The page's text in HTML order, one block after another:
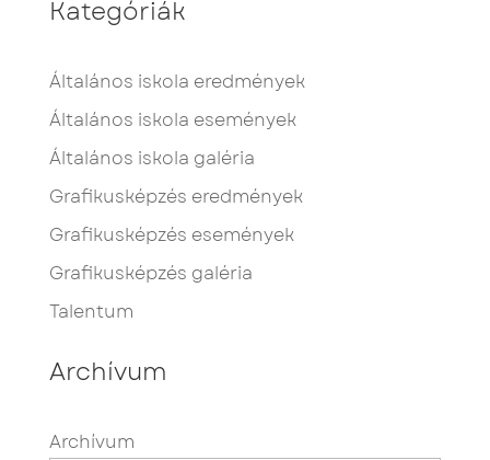
Kategóriák
Általános iskola eredmények
Általános iskola események
Általános iskola galéria
Grafikusképzés eredmények
Grafikusképzés események
Grafikusképzés galéria
Talentum
Archívum
Archívum